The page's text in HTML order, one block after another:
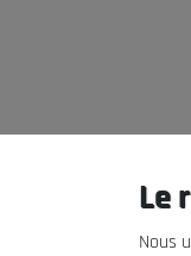
Le Le
Nous